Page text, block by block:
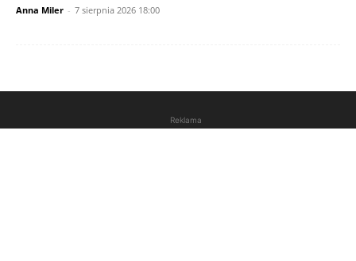
Anna Miler - 7 sierpnia 2026 18:00
Reklama